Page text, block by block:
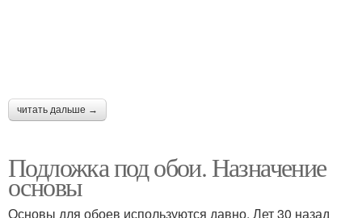
читать дальше →
Подложка под обои. Назначение
основы
Основы для обоев используются давно. Лет 30 назад